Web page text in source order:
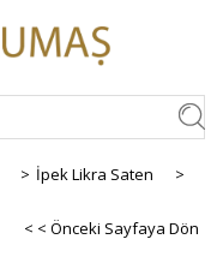
> İpek Likra Saten
>
< < Önceki Sayfaya Dön